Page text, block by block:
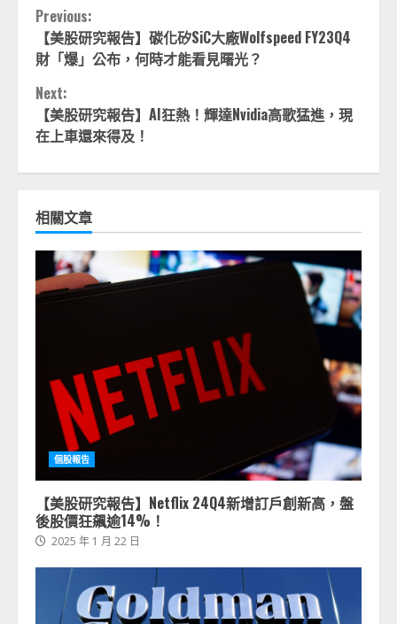
Continue
Reading
Previous:
【美股研究報告】碳化矽SiC大廠Wolfspeed FY23Q4
財「爆」公布，何時才能看見曙光？
Next:
【美股研究報告】AI狂熱！輝達Nvidia高歌猛進，現
在上車還來得及！
相關文章
個股報告
【美股研究報告】Netflix 24Q4新增訂戶創新高，盤
後股價狂飆逾14%！
2025 年 1 月 22 日